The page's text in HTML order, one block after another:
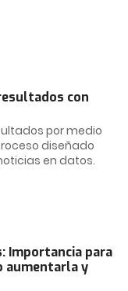
con
por medio
diseñado
en datos.
Importancia para
aumentarla y